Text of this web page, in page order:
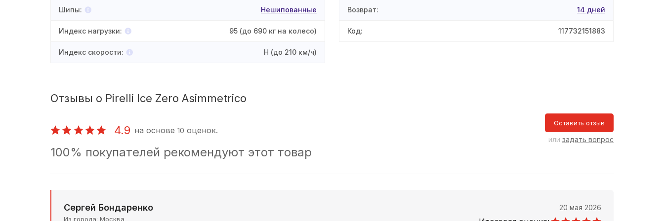
Шипы: Нешипованные
Индекс нагрузки: 95 (до 690 кг на колесо)
Индекс скорости: H (до 210 км/ч)
Возврат: 14 дней
Код: 117732151883
Отзывы о Pirelli Ice Zero Asimmetrico
4.9 на основе10 оценок.
Оставить отзыв
или задать вопрос
100% покупателей рекомендуют этот товар
Сергей Бондаренко
Из города Москва
20 мая 2026